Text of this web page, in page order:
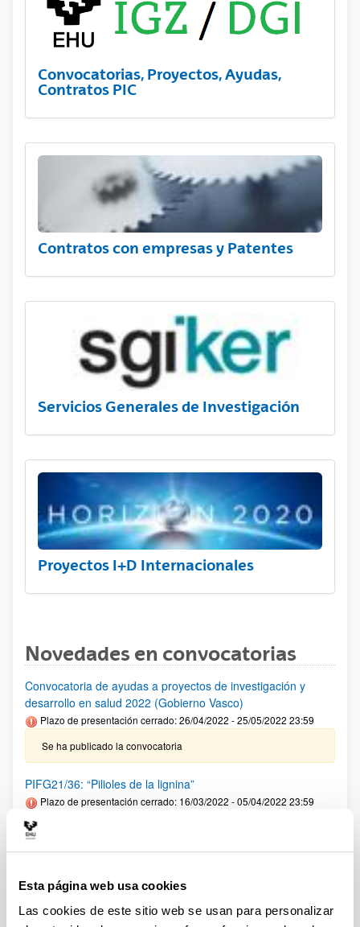
Esta página web usa cookies
Las cookies de este sitio web se usan para personalizar
Convocatorias, Proyectos, Ayudas,
Contratos PIC
Contratos con empresas y Patentes
Servicios Generales de Investigación
Proyectos I+D Internacionales
Novedades en convocatorias
Convocatoria de ayudas a proyectos de investigación y
desarrollo en salud 2022 (Gobierno Vasco)
Plazo de presentación cerrado: 26/04/2022 - 25/05/2022 23:59
Se ha publicado la convocatoria
PIFG21/36: “Pilioles de la lignina”
Plazo de presentación cerrado: 16/03/2022 - 05/04/2022 23:59
Fundación Vital Fundazioa 2021